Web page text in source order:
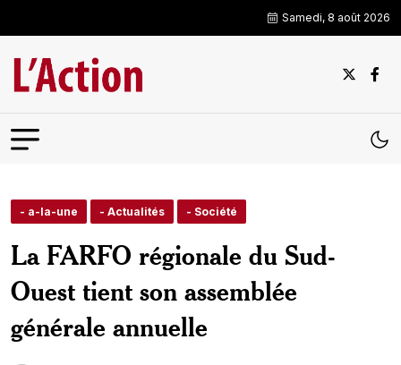
Samedi, 8 août 2026
- a-la-une - Actualités - Société
La FARFO régionale du Sud-
Ouest tient son assemblée
générale annuelle